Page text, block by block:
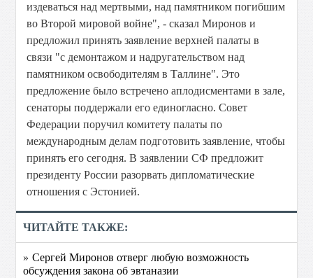
издеваться над мертвыми, над памятником погибшим
во Второй мировой войне", - сказал Миронов и
предложил принять заявление верхней палаты в
связи "с демонтажом и надругательством над
памятником освободителям в Таллине". Это
предложение было встречено аплодисментами в зале,
сенаторы поддержали его единогласно. Совет
Федерации поручил комитету палаты по
международным делам подготовить заявление, чтобы
принять его сегодня. В заявлении СФ предложит
президенту России разорвать дипломатические
отношения с Эстонией.
ЧИТАЙТЕ ТАКЖЕ:
» Сергей Миронов отверг любую возможность
обсуждения закона об эвтаназии